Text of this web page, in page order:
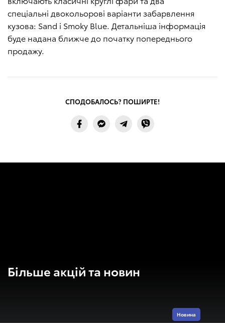
спеціальні двокольорові варіанти забарвлення
кузова: Sand і Smoky Blue. Детальніша інформація
буде надана ближче до початку попереднього
продажу.
СПОДОБАЛОСЬ? ПОШИРТЕ!
Більше акцій та новин
Новина